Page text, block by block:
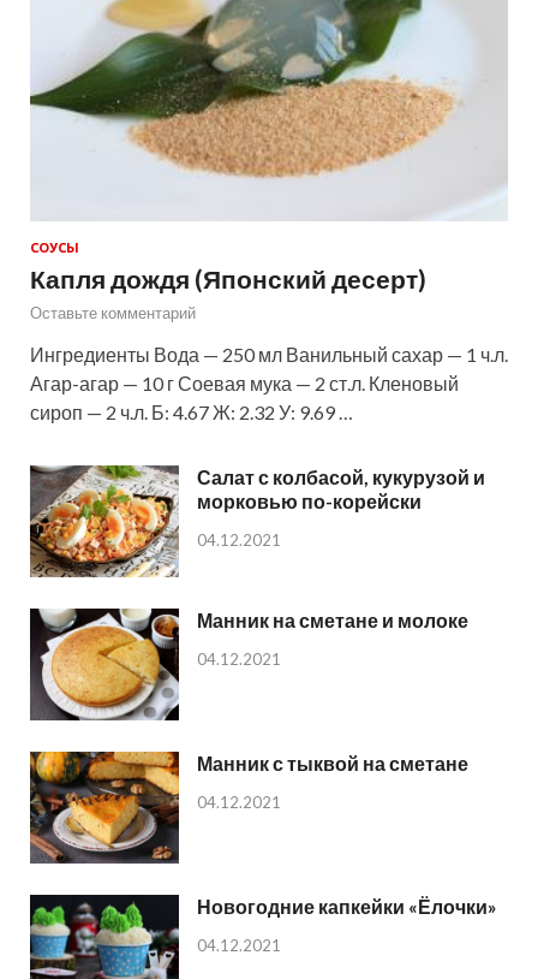
СОУСЫ
Капля дождя (Японский десерт)
Оставьте комментарий
Ингредиенты Вода — 250 мл Ванильный сахар — 1 ч.л.
Агар-агар — 10 г Соевая мука — 2 ст.л. Кленовый
сироп — 2 ч.л. Б: 4.67 Ж: 2.32 У: 9.69 …
Салат с колбасой, кукурузой и
морковью по-корейски
04.12.2021
Манник на сметане и молоке
04.12.2021
Манник с тыквой на сметане
04.12.2021
Новогодние капкейки «Ёлочки»
04.12.2021